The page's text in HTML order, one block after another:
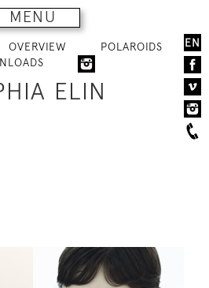
MENU
EN
OVERVIEW
POLAROIDS
ELIN